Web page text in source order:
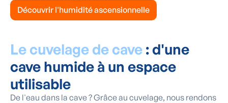
Découvrir l'humidité ascensionnelle
Le cuvelage de cave : d'une
cave humide à un espace
utilisable
De l'eau dans la cave ? Grâce au cuvelage, nous rendons